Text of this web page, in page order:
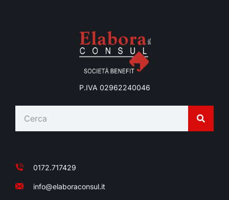
P.IVA 02962240046
0172.717429
info@elaboraconsul.it